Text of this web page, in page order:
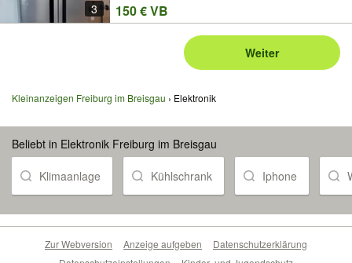
3 150 € VB
Weiter
Kleinanzeigen Freiburg im Breisgau Elektronik
Beliebt in Elektronik Freiburg im Breisgau
Klimaanlage Kühlschrank Iphone
Zur Webversion Anzeige aufgeben
Datenschutzerklärung